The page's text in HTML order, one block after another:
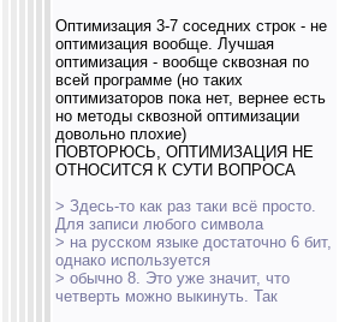
Оптимизация 3-7 соседних строк - не
оптимизация вообще. Лучшая
оптимизация - вообще сквозная по
всей программе (но таких
оптимизаторов пока нет, вернее есть
но методы сквозной оптимизации
довольно плохие)
ПОВТОРЮСЬ, ОПТИМИЗАЦИЯ НЕ
ОТНОСИТСЯ К СУТИ ВОПРОСА
> Здесь-то как раз таки всё просто.
Для записи любого символа
> на русском языке достаточно 6 бит,
однако используется
> обычно 8. Это уже значит, что
четверть можно выкинуть. Так